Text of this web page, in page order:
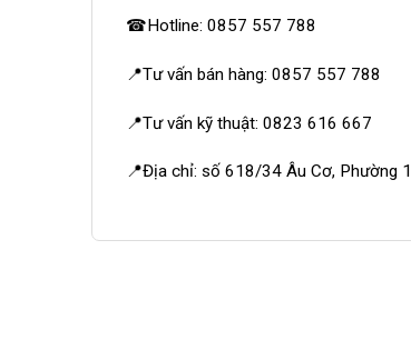
☎Hotline: 0857 557 788
📍Tư vấn bán hàng: 0857 557 788
📍Tư vấn kỹ thuật: 0823 616 667
📍Địa chỉ: số 618/34 Âu Cơ, Phường